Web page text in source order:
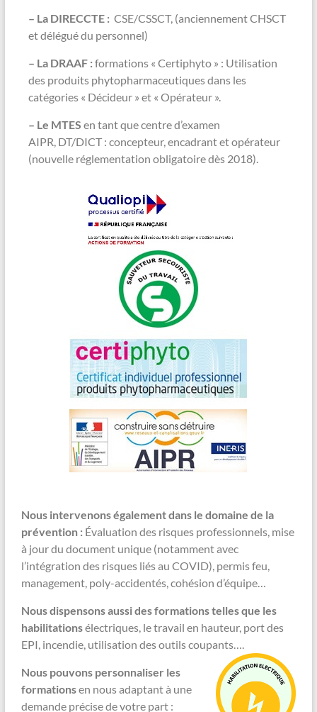
– La DIRECCTE :CSE/CSSCT, (anciennement CHSCT
et délégué du personnel)
– La DRAAF :formations « Certiphyto » : Utilisation
des produits phytopharmaceutiques dans les
catégories « Décideur » et « Opérateur ».
– Le MTES en tant que centre d’examen
AIPR, DT/DICT : concepteur, encadrant et opérateur
(nouvelle réglementation obligatoire dès 2018).
Nous intervenons également dans le domaine de la
prévention :Évaluation des risques professionnels, mise
à jour du document unique (notamment avec
l’intégration des risques liés au COVID), permis feu,
management, poly-accidentés, cohésion d’équipe…
Nous dispensons aussi des formations telles que les
habilitationsélectriques, le travail en hauteur, port des
EPI, incendie, utilisation des outils coupants….
Nous pouvons personnaliser les
formationsen nous adaptant à une
demande précise de votre part :